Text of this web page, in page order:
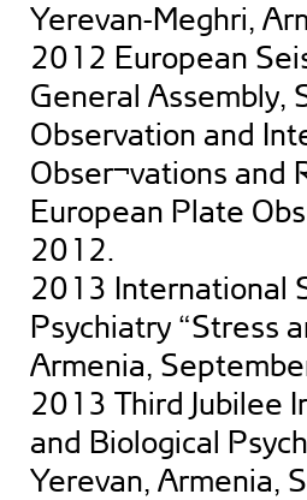
Yerevan-Meghri,
2012 European
General Assembly,
Observation and
Obser¬vations and
European Plate
2012.
2013 International
Psychiatry “Stress
Armenia,
2013 Third Jubilee
and Biological
Yerevan, Armenia,